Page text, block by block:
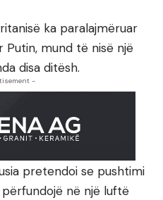
ka paralajmëruar
Putin, mund të nisë një
disa ditësh.
-
pretendoi se pushtimi
në një luftë